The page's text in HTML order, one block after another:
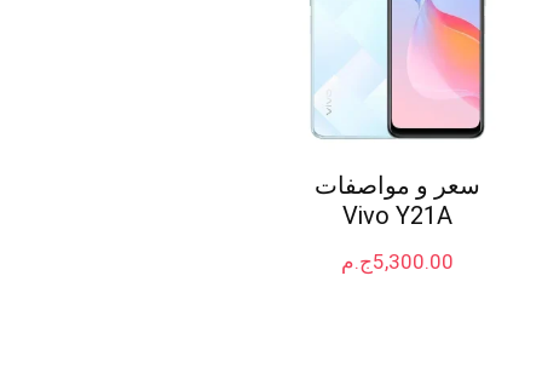
سعر و مواصفات
Vivo Y21A
ج.م5,300.00